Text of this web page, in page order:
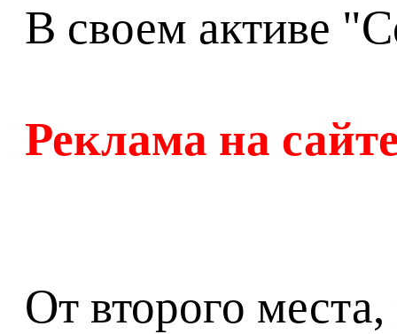
В своем активе
Реклама на
От второго